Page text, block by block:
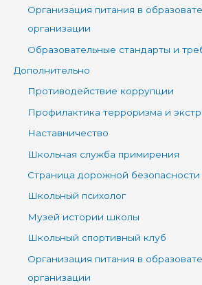
Организация питания в
организации
Образовательные стандарты и
Дополнительно
Противодействие коррупции
Профилактика терроризма и
Наставничество
Школьная служба примирения
Страница дорожной безопасности
Школьный психолог
Музей истории школы
Школьный спортивный клуб
Организация питания в
организации